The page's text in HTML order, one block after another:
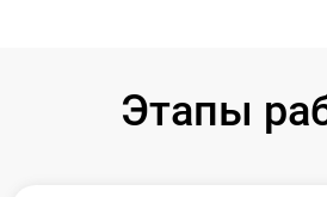
Этапы